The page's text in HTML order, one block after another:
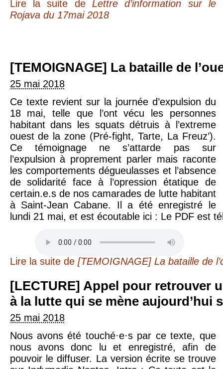
Lire la suite de Lettre d’information sur le
Rojava du 17mai 2018
[TEMOIGNAGE] La bataille de
25 mai 2018
Ce texte revient sur la journée d’expulsion du
18 mai, telle que l’ont vécu les personnes
habitant dans les squats détruis à l’extreme
ouest de la zone (Pré-fight, Tarte, La Freuz’).
Ce témoignage ne s’attarde pas sur
l’expulsion à proprement parler mais raconte
les comportements dégueulasses et l’absence
de solidarité face à l’opression étatique de
certain.e.s de nos camarades de lutte habitant
à Saint-Jean Cabane. Il a été enregistré le
lundi 21 mai, et est écoutable ici : Le PDF est
Lire la suitede [TEMOIGNAGE] La bataille de
[LECTURE] Appel pour retrouver un sens politique
à la lutte qui se mène aujourd’hui
25 mai 2018
Nous avons été touché·e·s par ce texte, que
nous avons donc lu et enregistré, afin de
pouvoir le diffuser. La version écrite se trouve